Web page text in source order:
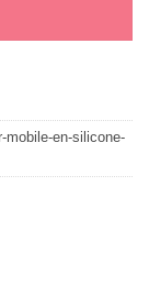
mobile-en-silicone-